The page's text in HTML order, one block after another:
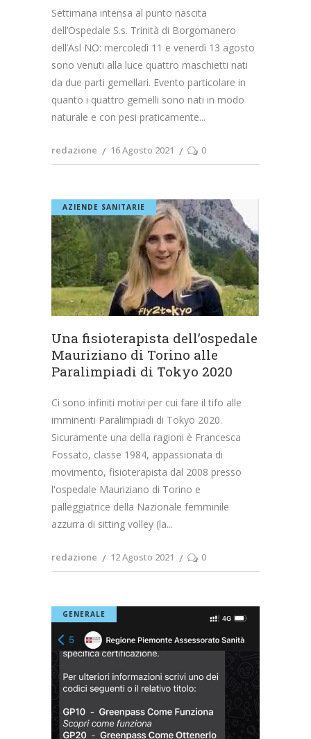
Settimana intensa al punto nascita
dell’Ospedale S.s. Trinità di Borgomanero
dell’Asl NO: mercoledì 11 e venerdì 13 agosto
sono venuti alla luce quattro maschietti nati
da due parti gemellari. Evento particolare in
quanto i quattro gemelli sono nati in modo
naturale e con pesi praticamente
redazione 16 Agosto 2021 0
AZIENDE SANITARIE
Una fisioterapista dell’ospedale
Mauriziano di Torino alle
Paralimpiadi di Tokyo 2020
Ci sono infiniti motivi per cui fare il tifo alle
imminenti Paralimpiadi di Tokyo 2020.
Sicuramente una della ragioni è Francesca
Fossato, classe 1984, appassionata di
movimento, fisioterapista dal 2008 presso
l'ospedale Mauriziano di Torino e
palleggiatrice della Nazionale femminile
azzurra di sitting volley (la
redazione 12 Agosto 2021 0
GENERALE